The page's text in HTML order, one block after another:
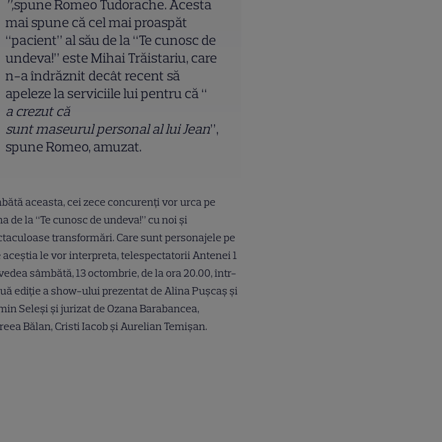
”,spune Romeo Tudorache. Acesta
mai spune că cel mai proaspăt
“pacient” al său de la “Te cunosc de
undeva!” este Mihai Trăistariu, care
n-a îndrăznit decât recent să
apeleze la serviciile lui pentru că “
a crezut că
sunt maseurul personal al lui Jean”,
spune Romeo, amuzat.
aceasta, cei zece concurenți vor urca pe
de la “Te cunosc de undeva!” cu noi și
transformări. Care sunt personajele pe
aceștia le vor interpreta, telespectatorii Antenei 1
sâmbătă, 13 octombrie, de la ora 20.00, într-
ediție a show-ului prezentat de Alina Pușcaș și
Seleși și jurizat de Ozana Barabancea,
Bălan, Cristi Iacob și Aurelian Temișan.